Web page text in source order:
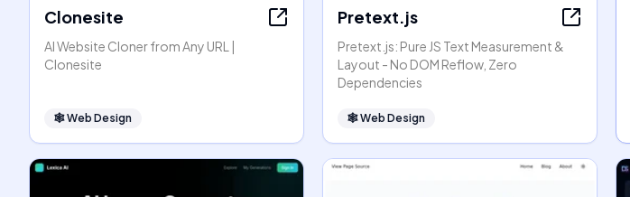
Clonesite
AI Website Cloner from Any URL |
Clonesite
🕸Web Design
Pretext.js
Pretext.js: Pure JS Text Measurement &
Layout - No DOM Reflow, Zero
Dependencies
🕸Web Design